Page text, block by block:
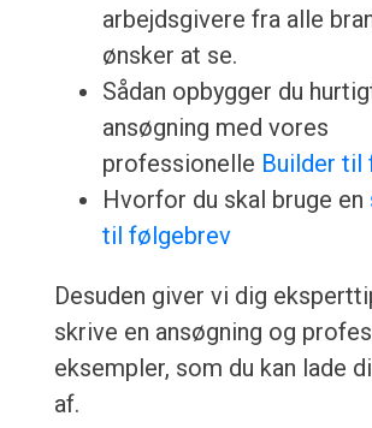
arbejdsgivere fra alle
ønsker at se.
Sådan opbygger du
ansøgning med vores
professionelle Builder til
Hvorfor du skal bruge en
til følgebrev
Desuden giver vi dig
skrive en ansøgning og
eksempler, som du kan lade
af.